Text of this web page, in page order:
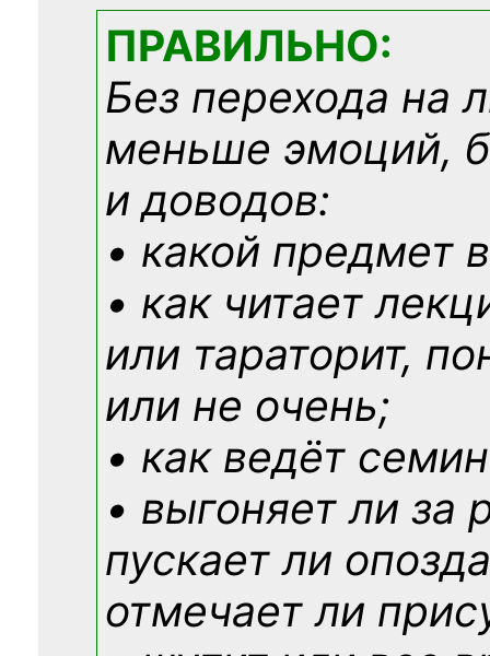
ПРАВИЛЬНО:
Без перехода на
меньше эмоций,
и доводов:
• какой предмет
• как читает
или тараторит,
или не очень;
• как ведёт
• выгоняет ли за
пускает ли
отмечает ли